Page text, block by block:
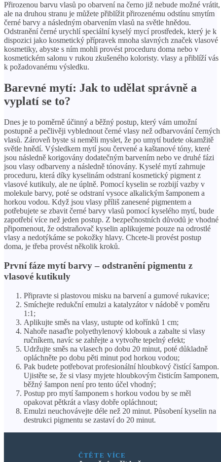
Přirozenou barvu vlasů po obarvení na černo již nebude možné vrátit,
ale na druhou stranu je můžete přiblížit přirozenému odstínu smytím
černé barvy a následným obarvením vlasů na světle hnědou.
Odstranění černé urychlí speciální kyselý mycí prostředek, který je k
dispozici jako kosmetický přípravek mnoha slavných značek vlasové
kosmetiky, abyste s ním mohli provést proceduru doma nebo v
kosmetickém salonu v rukou zkušeného koloristy. vlasy a přiblíží vás
k požadovanému výsledku.
Barevné mytí: Jak to udělat správně a
vyplatí se to?
Dnes je to poměrně účinný a běžný postup, který vám umožní
postupně a pečlivěji vyblednout černé vlasy než odbarvování černých
vlasů. Zároveň byste si neměli myslet, že po umytí budete okamžitě
světle hnědí. Výsledkem mytí jsou červené a kaštanové tóny, které
jsou následně korigovány dodatečným barvením nebo ve druhé fázi
jsou vlasy odbarveny a následně tónovány. Kyselé mytí zahrnuje
proceduru, která díky kyselinám odstraní kosmetický pigment z
vlasové kutikuly, ale ne úplně. Pomocí kyselin se rozbijí vazby v
molekule barvy, poté se odstraní vysoce alkalickým šamponem a
horkou vodou. Když jsou vlasy příliš zanesené pigmentem a
potřebujete se zbavit černé barvy vlasů pomocí kyselého mytí, bude
zapotřebí více než jeden postup. Z bezpečnostních důvodů je vhodné
připomenout, že odstraňovač kyselin aplikujeme pouze na odrostlé
vlasy a nedotýkáme se pokožky hlavy. Chcete-li provést postup
doma, je třeba provést několik kroků.
První fáze mytí barvy – odstranění pigmentu z
vlasové kutikuly
Připravte si plastovou misku na barvení a gumové rukavice;
Smíchejte redukční emulzi a katalyzátor v nádobě v poměru
1:1;
Aplikujte směs na vlasy, ustupte od kořínků 1 cm;
Nahoře nasaďte polyethylenový klobouk a zabalte si vlasy
ručníkem, navíc se zahřejte a vytvořte tepelný efekt;
Udržujte směs na vlasech po dobu 20 minut, poté důkladně
opláchněte po dobu pěti minut pod horkou vodou;
Pak budete potřebovat profesionální hloubkový čistící šampon.
Ujistěte se, že si vlasy myjete hloubkovým čisticím šamponem,
běžný šampon není pro tento účel vhodný;
Postup pro mytí šamponem s horkou vodou by se měl
opakovat pětkrát a vlasy dobře opláchnout;
Emulzi neuchovávejte déle než 20 minut. Působení kyselin na
destrukci pigmentu se zastaví do 20 minut.
ČTĚTE VÍCE